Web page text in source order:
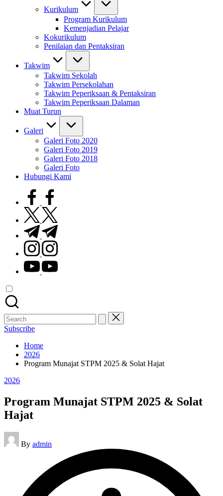
Kurikulum
Program Kurikulum
Kemenjadian Pelajar
Kokurikulum
Penilaian dan Pentaksiran
Takwim
Takwim Sekolah
Takwim Persekolahan
Takwim Peperiksaan & Pentaksiran
Takwim Peperiksaan Dalaman
Muat Turun
Galeri
Galeri Foto 2020
Galeri Foto 2019
Galeri Foto 2018
Galeri Foto
Hubungi Kami
facebook.com
twitter.com
t.me
instagram.com
youtube.com
Search
for:
Subscribe
Home
2026
Program Munajat STPM 2025 & Solat Hajat
Posted
2026
Program Munajat STPM 2025 & Solat
Hajat
Posted
by
By admin